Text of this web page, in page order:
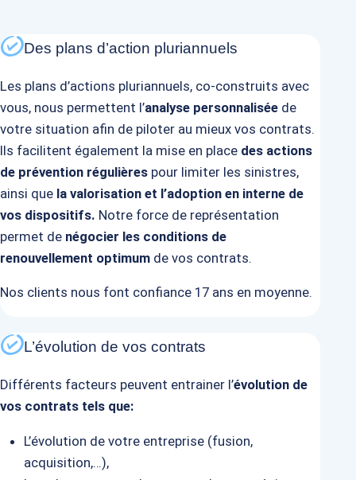
Des plans d’action pluriannuels
Les plans d’actions pluriannuels, co-construits avec
vous, nous permettent l’analyse personnalisée de
votre situation afin de piloter au mieux vos contrats.
Ils facilitent également la mise en place des actions
de prévention régulières pour limiter les sinistres,
ainsi que la valorisation et l’adoption en interne de
vos dispositifs. Notre force de représentation
permet de négocier les conditions de
renouvellement optimum de vos contrats.
Nos clients nous font confiance 17 ans en moyenne.​
L’évolution de vos contrats
Différents facteurs peuvent entrainer l’évolution de
vos contrats tels que:
L’évolution de votre entreprise (fusion,
acquisition,…),